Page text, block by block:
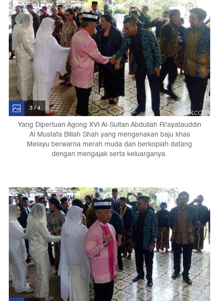
3 / 4
Yang Dipertuan Agong XVI Al-Sultan Abdullah Ri'ayatauddin
Al Mustafa Billah Shah yang mengenakan baju khas
Melayu berwarna merah muda dan berkopiah datang
dengan mengajak serta keluarganya.